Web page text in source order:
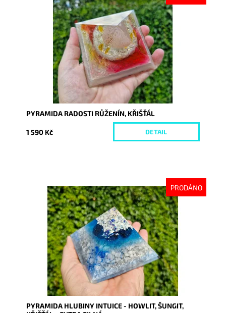
Dostupnost:
Vyprodáno
10298
PYRAMIDA RADOSTI RŮŽENÍN, KŘIŠŤÁL
1 590 Kč DETAIL
PRODÁNO
Dostupnost:
Vyprodáno
10287
PYRAMIDA HLUBINY INTUICE - HOWLIT, ŠUNGIT,